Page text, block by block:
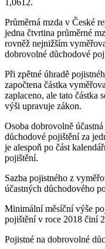
Průměrná mzda v České
jedna čtvrtina průměrné
rovněž nejnižším
dobrovolné důchodové
Při zpětné úhradě
započtena částka
zaplaceno, ale tato částka
výši upravuje zákon.
Osoba dobrovolně
důchodové pojištění za
je alespoň po část
pojištění.
Sazba pojistného z
účastných důchodového
Minimální měsíční výše
pojištění v roce 2018 činí
Pojistné na dobrovolné